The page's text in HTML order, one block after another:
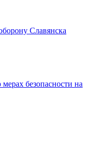
Славянска
безопасности на